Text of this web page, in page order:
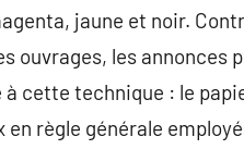
jaune et noir.
ouvrages, les
cette technique : le
en règle générale